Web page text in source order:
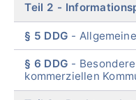
Teil 2
§ 5 DDG
§ 6 DDG
kommerziellen